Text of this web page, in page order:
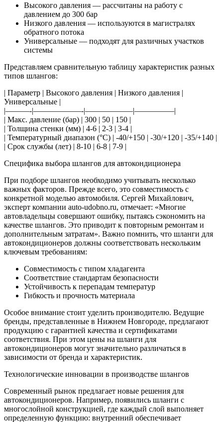
Высокого давления — рассчитаны на работу с
давлением до 300 бар
Низкого давления — используются в магистралях
обратного потока
Универсальные — подходят для различных участков
системы
Представляем сравнительную таблицу характеристик разных
типов шлангов:
| Параметр | Высокого давления | Низкого давления |
Универсальные |
|———-|——————-|——————|—————|
| Макс. давление (бар) | 300 | 50 | 150 |
| Толщина стенки (мм) | 4-6 | 2-3 | 3-4 |
| Температурный диапазон (°C) | -40/+150 | -30/+120 | -35/+140 |
| Срок службы (лет) | 8-10 | 6-8 | 7-9 |
Специфика выбора шлангов для автокондиционера
При подборе шлангов необходимо учитывать несколько
важных факторов. Прежде всего, это совместимость с
конкретной моделью автомобиля. Сергей Михайлович,
эксперт компании auto-udobno.ru, отмечает: «Многие
автовладельцы совершают ошибку, пытаясь сэкономить на
качестве шлангов. Это приводит к повторным ремонтам и
дополнительным затратам». Важно помнить, что шланги для
автокондиционеров должны соответствовать нескольким
ключевым требованиям:
Совместимость с типом хладагента
Соответствие стандартам безопасности
Устойчивость к перепадам температур
Гибкость и прочность материала
Особое внимание стоит уделить производителю. Ведущие
бренды, представленные в Нижнем Новгороде, предлагают
продукцию с гарантией качества и сертификатами
соответствия. При этом цены на шланги для
автокондиционеров могут значительно различаться в
зависимости от бренда и характеристик.
Технологические инновации в производстве шлангов
Современный рынок предлагает новые решения для
автокондиционеров. Например, появились шланги с
многослойной конструкцией, где каждый слой выполняет
определенную функцию: внутренний обеспечивает